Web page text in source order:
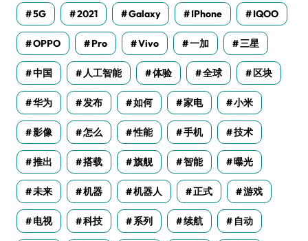
5G 2021 Galaxy IPhone IQOO
OPPO Pro Vivo 一加 三星
中国 人工智能 体验 全球 区块
华为 发布 如何 家电 小米
影像 怎么 性能 手机 技术
推出 搭载 旗舰 智能 曝光
未来 机器 机器人 正式 游戏
电视 科技 系列 续航 自动